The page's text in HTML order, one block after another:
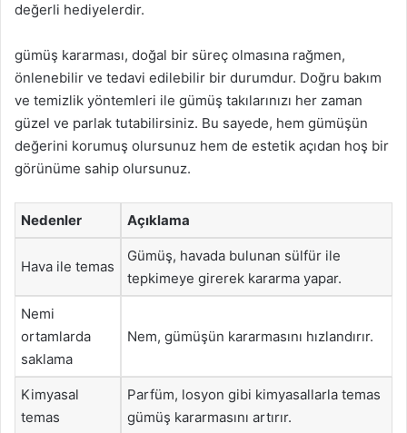
değerli hediyelerdir.
gümüş kararması, doğal bir süreç olmasına rağmen,
önlenebilir ve tedavi edilebilir bir durumdur. Doğru bakım
ve temizlik yöntemleri ile gümüş takılarınızı her zaman
güzel ve parlak tutabilirsiniz. Bu sayede, hem gümüşün
değerini korumuş olursunuz hem de estetik açıdan hoş bir
görünüme sahip olursunuz.
Nedenler Açıklama
Hava ile temas
Gümüş, havada bulunan sülfür ile
tepkimeye girerek kararma yapar.
Nemi
ortamlarda
saklama
Nem, gümüşün kararmasını hızlandırır.
Kimyasal
temas
Parfüm, losyon gibi kimyasallarla temas
gümüş kararmasını artırır.